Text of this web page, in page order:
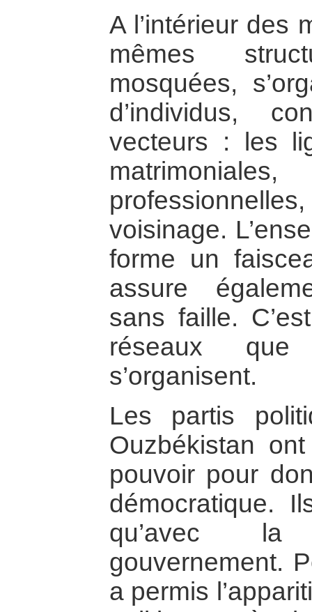
A l’intérieur des
mêmes
mosquées,
d’individus,
vecteurs : les
voisinage.
forme un
assure
sans faille.
réseaux que
s’organisent.
Les partis
Ouzbékistan
pouvoir pour
démocratique.
qu’avec
gouvernement.
a permis